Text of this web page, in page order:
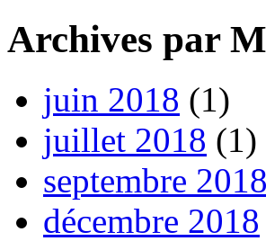
Archives par
juin 2018 (1)
juillet 2018 (1)
septembre 2018
décembre 2018